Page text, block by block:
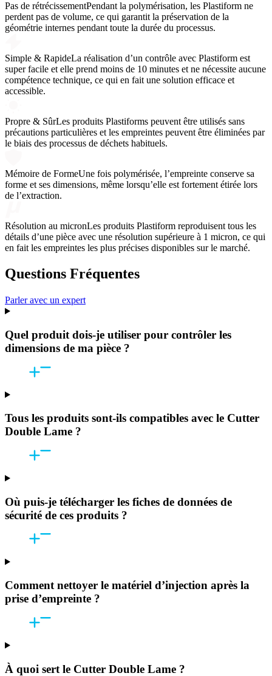
Pas de rétrécissementPendant la polymérisation, les Plastiform ne
perdent pas de volume, ce qui garantit la préservation de la
géométrie internes pendant toute la durée du processus.
Simple & RapideLa réalisation d’un contrôle avec Plastiform est
super facile et elle prend moins de 10 minutes et ne nécessite aucune
compétence technique, ce qui en fait une solution efficace et
accessible.
Propre & SûrLes produits Plastiforms peuvent être utilisés sans
précautions particulières et les empreintes peuvent être éliminées par
le biais des processus de déchets habituels.
Mémoire de FormeUne fois polymérisée, l’empreinte conserve sa
forme et ses dimensions, même lorsqu’elle est fortement étirée lors
de l’extraction.
Résolution au micronLes produits Plastiform reproduisent tous les
détails d’une pièce avec une résolution supérieure à 1 micron, ce qui
en fait les empreintes les plus précises disponibles sur le marché.
Questions Fréquentes
Parler avec un expert
Quel produit dois-je utiliser pour contrôler les
dimensions de ma pièce ?
Tous les produits sont-ils compatibles avec le Cutter
Double Lame ?
Où puis-je télécharger les fiches de données de
sécurité de ces produits ?
Comment nettoyer le matériel d’injection après la
prise d’empreinte ?
À quoi sert le Cutter Double Lame ?